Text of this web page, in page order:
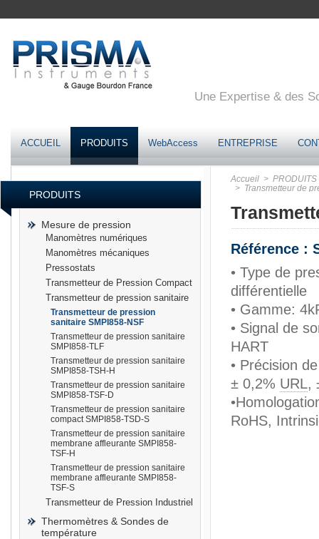
Une Expertise & des
ACCUEIL PRODUITS WebAccess ENTREPRISE
PRODUITS
Mesure de pression
Manomètres numériques
Manomètres mécaniques
Pressostats
Transmetteur de Pression Compact
Transmetteur de pression sanitaire
Transmetteur de pression
sanitaire SMPI858-NSF
Transmetteur de pression sanitaire
SMPI858-TLF
Transmetteur de pression sanitaire
SMPI858-TSH-H
Transmetteur de pression sanitaire
SMPI858-TSF-D
Transmetteur de pression sanitaire
compact SMPI858-TSD-S
Transmetteur de pression sanitaire
membrane affleurante SMPI858-
TSF-H
Transmetteur de pression sanitaire
membrane affleurante SMPI858-
TSF-S
Transmetteur de Pression Industriel
Thermomètres & Sondes de
température
Accueil > PRODUITS
> Transmetteur de
Référence :
• Type de
différentielle
• Gamme:
• Signal de
HART
• Précision
± 0,2% URL,
RoHS,